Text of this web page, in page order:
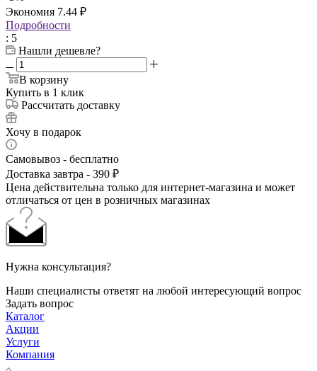
Экономия 7.44 ₽
Подробности
: 5
Нашли дешевле?
В корзину
Купить в 1 клик
Рассчитать доставку
Хочу в подарок
Самовывоз - бесплатно
Доставка завтра - 390 ₽
Цена действительна только для интернет-магазина и может
отличаться от цен в розничных магазинах
Нужна консультация?
Наши специалисты ответят на любой интересующий вопрос
Задать вопрос
Каталог
Акции
Услуги
Компания